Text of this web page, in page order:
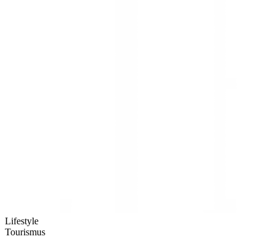
Lifestyle
Tourismus